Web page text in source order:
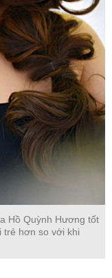
Hồ Quỳnh Hương tốt
trẻ hơn so với khi